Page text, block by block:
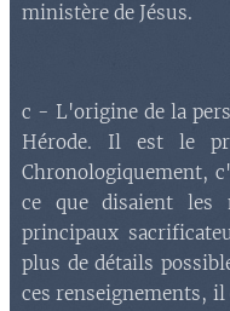
ministère de Jésus.
c - L'origine de la
Hérode. Il est le
Chronologiquement,
ce que disaient les
principaux
plus de détails
ces renseignements, il